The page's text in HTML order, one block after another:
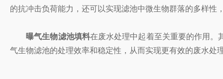
的抗冲击负荷能力，还可以实现滤池中微生物群落的多样性
曝气生物滤池填料在废水处理中起着至关重要的作用。
气生物滤池的处理效率和稳定性，从而实现更有效的废水处